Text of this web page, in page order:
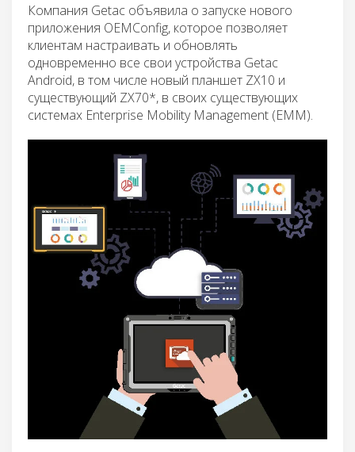
Компания Getac объявила о запуске нового
приложения OEMConfig, которое позволяет
клиентам настраивать и обновлять
одновременно все свои устройства Getac
Android, в том числе новый планшет ZX10 и
существующий ZX70*, в своих существующих
системах Enterprise Mobility Management (EMM).